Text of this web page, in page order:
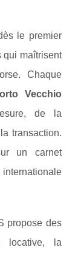
le premier
qui maîtrisent
Chaque
Vecchio
de la
transaction.
un carnet
propose des
locative, la